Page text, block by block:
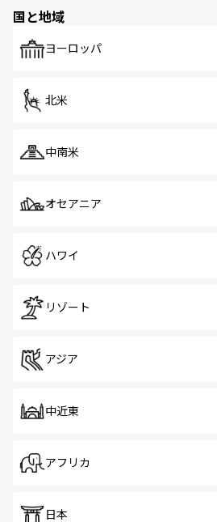
で、ホーカーズは地元の風情
国と地域
ヨーロッパ
北米
中南米
オセアニア
ハワイ
リゾート
アジア
中近東
アフリカ
日本